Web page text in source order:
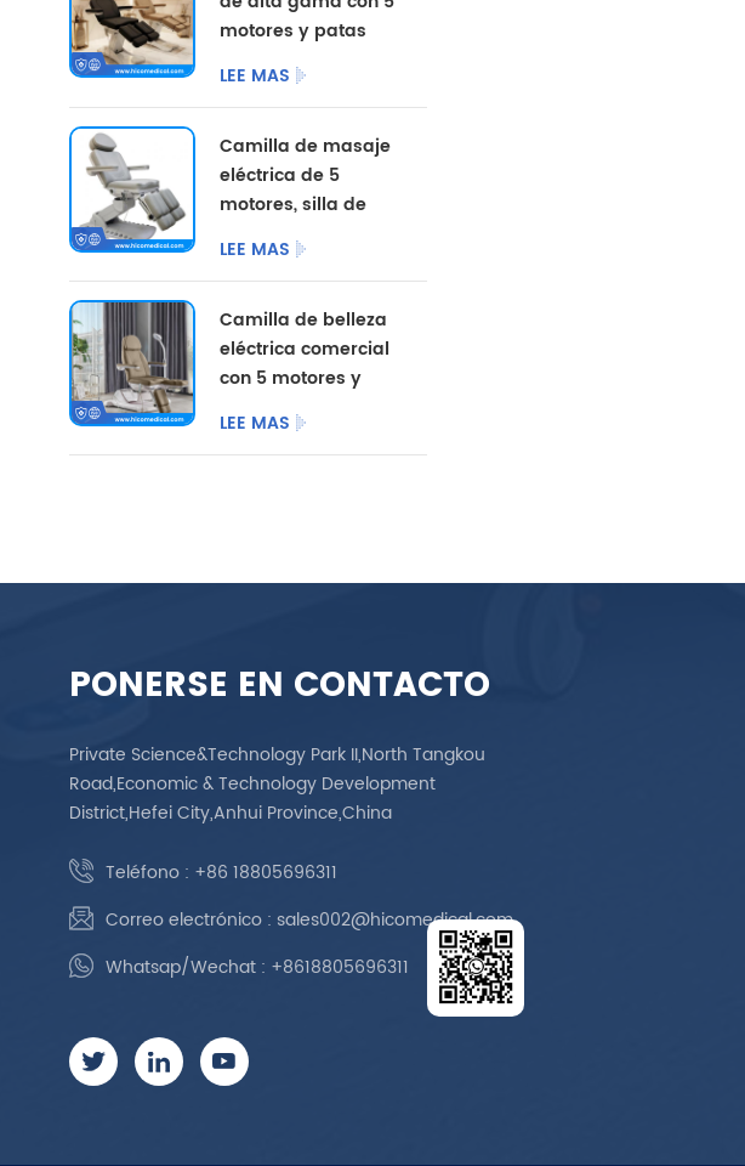
motores y patas
divididas, con
opciones de color
LEE MAS
Camilla de masaje
eléctrica de 5
motores, silla de
pedicura
cosmética,
salón, camilla de
belleza eléctrica
para centro de
podología.
LEE MAS
Camilla de belleza
eléctrica comercial
con 5 motores y
patas divididas.
LEE MAS
PONERSE EN CONTACTO
Private Science&Technology Park II,North Tangkou
Road,Economic & Technology Development
District,Hefei City,Anhui Province,China
Teléfono : +86 18805696311
Correo electrónico : sales002@hicomedical.com
Whatsap/Wechat : +8618805696311